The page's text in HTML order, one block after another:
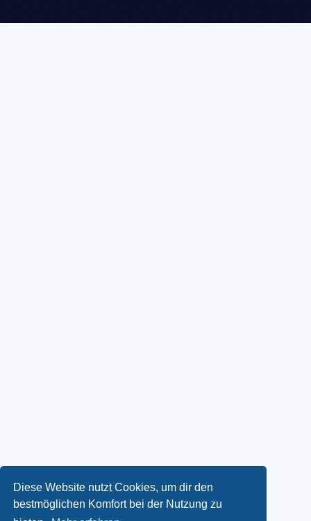
Diese Website nutzt Cookies, um dir den
bestmöglichen Komfort bei der Nutzung zu